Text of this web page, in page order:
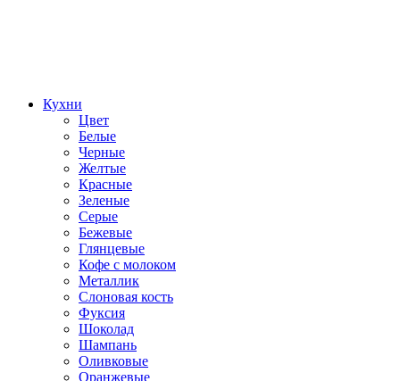
Кухни
Цвет
Белые
Черные
Желтые
Красные
Зеленые
Серые
Бежевые
Глянцевые
Кофе с молоком
Металлик
Слоновая кость
Фуксия
Шоколад
Шампань
Оливковые
Оранжевые